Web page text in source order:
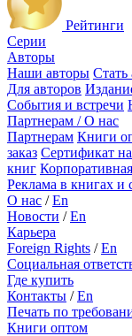
Рейтинги
Серии
Авторы
Наши авторы
Для авторов
События и встречи
Партнерам / О нас
Партнерам Книги
заказ Сертификат
книг
Реклама в книгах и
О нас /En
Новости /En
Карьера
Foreign Rights /En
Социальная
Где купить
Контакты /En
Печать по
Книги оптом